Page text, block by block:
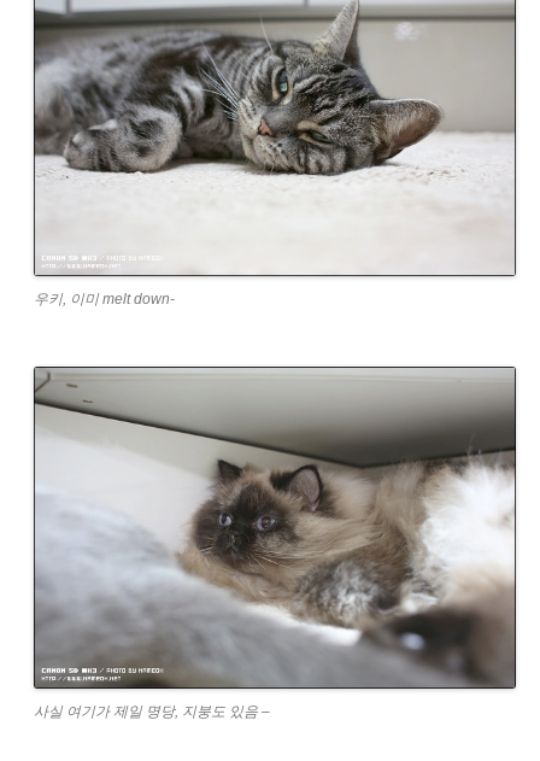
우키, 이미 melt down-
사실 여기가 제일 명당, 지붕도 있음 –